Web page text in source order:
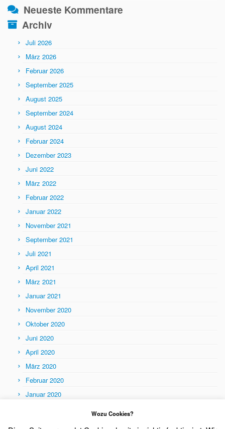
Neueste Kommentare
Archiv
Juli 2026
März 2026
Februar 2026
September 2025
August 2025
September 2024
August 2024
Februar 2024
Dezember 2023
Juni 2022
März 2022
Februar 2022
Januar 2022
November 2021
September 2021
Juli 2021
April 2021
März 2021
Januar 2021
November 2020
Oktober 2020
Juni 2020
April 2020
März 2020
Februar 2020
Januar 2020
Themen
Wozu Cookies?